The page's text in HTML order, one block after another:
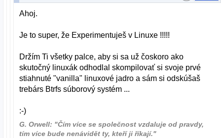
Ahoj.
Je to super, že Experimentuješ v Linuxe !!!!!
Držím Ti všetky palce, aby si sa už čoskoro ako
skutočný linuxák odhodlal skompilovať si svoje prvé
stiahnuté "vanilla" linuxové jadro a sám si odskúšaš
trebárs Btrfs súborový systém ...
:-)
G. Orwell: "Čím více se společnost vzdaluje od pravdy,
tím více bude nenávidět ty, kteří ji říkají."